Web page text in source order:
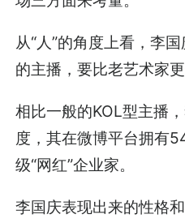
从“人”的角度上看，李
的主播，要比老艺术家更
相比一般的KOL型主播
度，其在微博平台拥有
级“网红”企业家。
李国庆表现出来的性格